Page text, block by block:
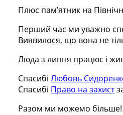
Плюс пам’ятник на
Перший час ми уважно
Виявилося, що вона не
Люда з липня працює і
Спасибі Любовь
Спасибі Право на захист
Разом ми можемо більше!